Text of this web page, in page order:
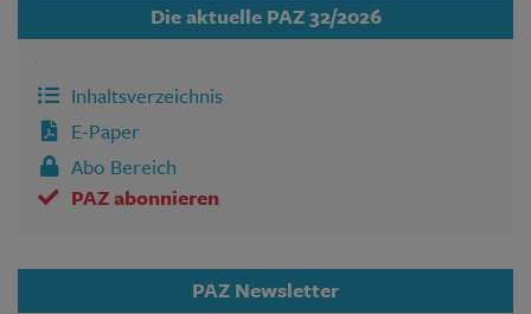
Die aktuelle PAZ 32/2026
Inhaltsverzeichnis
E-Paper
Abo Bereich
PAZ abonnieren
PAZ Newsletter